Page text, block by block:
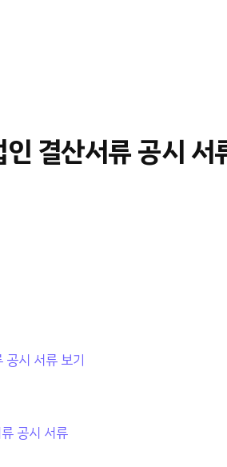
결산서류 공시 서
시 서류 보기
공시 서류